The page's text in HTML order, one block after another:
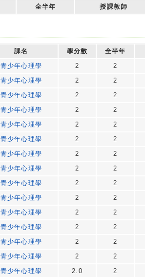
全半年 授課教師
課名 學分數 全半年
青少年心理學 2 2
青少年心理學 2 2
青少年心理學 2 2
青少年心理學 2 2
青少年心理學 2 2
青少年心理學 2 2
青少年心理學 2 2
青少年心理學 2 2
青少年心理學 2 2
青少年心理學 2 2
青少年心理學 2 2
青少年心理學 2 2
青少年心理學 2 2
青少年心理學 2 2
青少年心理學 2.0 2